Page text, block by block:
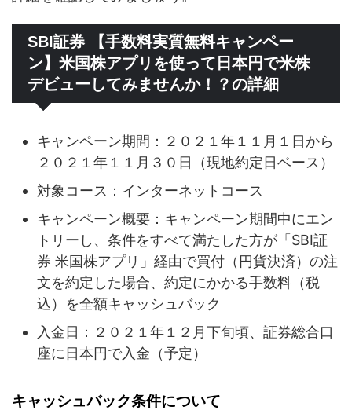
SBI証券 【手数料実質無料キャンペー
ン】米国株アプリを使って日本円で米株
デビューしてみませんか！？の詳細
キャンペーン期間：２０２１年１１月１日から
２０２１年１１月３０日（現地約定日ベース）
対象コース：インターネットコース
キャンペーン概要：キャンペーン期間中にエン
トリーし、条件をすべて満たした方が「SBI証
券 米国株アプリ」経由で買付（円貨決済）の注
文を約定した場合、約定にかかる手数料（税
込）を全額キャッシュバック
入金日：２０２１年１２月下旬頃、証券総合口
座に日本円で入金（予定）
キャッシュバック条件について